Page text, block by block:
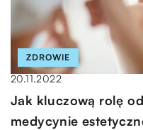
ZDROWIE
20.11.2022
Jak kluczową rolę
medycynie